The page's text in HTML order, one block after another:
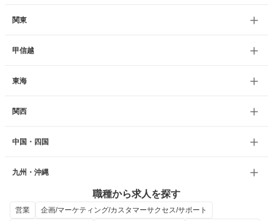
関東
甲信越
東海
関西
中国・四国
九州・沖縄
職種から求人を探す
営業
企画/マーケティング/カスタマーサクセス/サポート